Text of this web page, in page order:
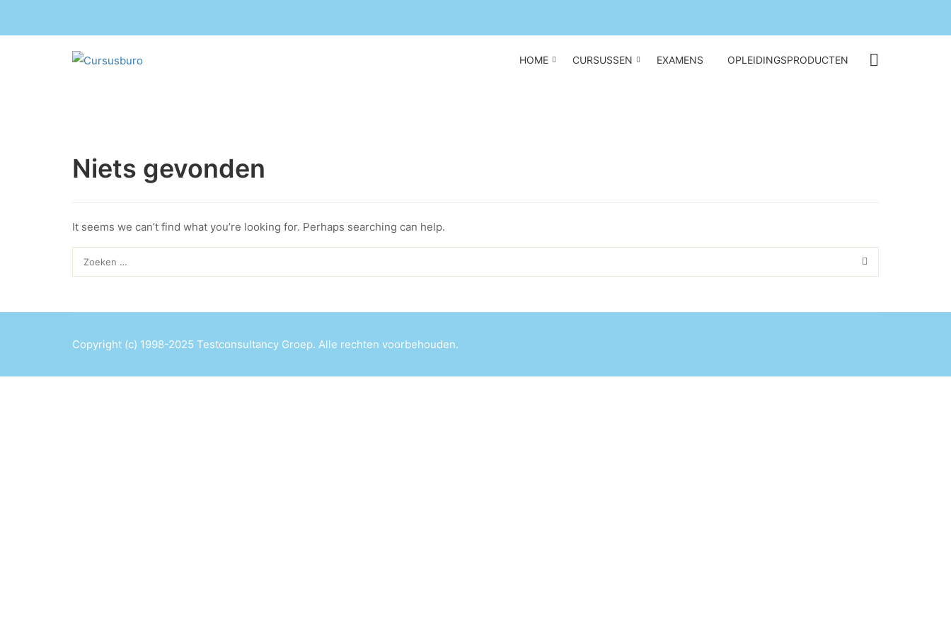
HOME CURSUSSEN EXAMENS OPLEIDINGSPRODUCTEN
Niets gevonden
It seems we can’t find what you’re looking for. Perhaps searching can help.
Copyright (c) 1998-2025 Testconsultancy Groep. Alle rechten voorbehouden.